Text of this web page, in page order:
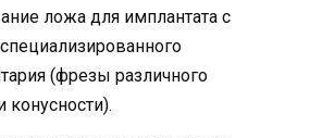
ложа для имплантата с
(фрезы различного
конусности).